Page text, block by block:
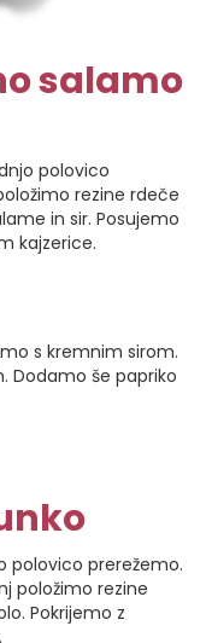
salamo
polovico
rezine rdeče
in sir. Posujemo
kajzerice.
s kremnim sirom.
Dodamo še papriko
polovico prerežemo.
položimo rezine
Pokrijemo z